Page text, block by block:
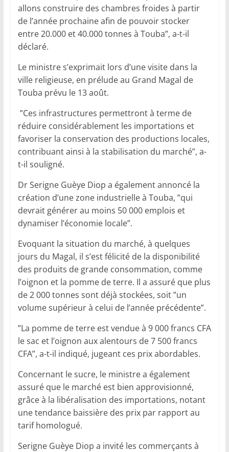
allons construire des chambres froides à partir
de l’année prochaine afin de pouvoir stocker
entre 20.000 et 40.000 tonnes à Touba”, a-t-il
déclaré.
‎Le ministre s’exprimait lors d’une visite dans la
ville religieuse, en prélude au Grand Magal de
Touba prévu le 13 août.
”Ces infrastructures permettront à terme de
réduire considérablement les importations et
favoriser la conservation des productions locales,
contribuant ainsi à la stabilisation du marché”, a-
t-il souligné.
‎Dr Serigne Guèye Diop a également annoncé la
création d’une zone industrielle à Touba, ”qui
devrait générer au moins 50 000 emplois et
dynamiser l’économie locale”.
‎Evoquant la situation du marché, à quelques
jours du Magal, il s’est félicité de la disponibilité
des produits de grande consommation, comme
l’oignon et la pomme de terre. Il a assuré que plus
de 2 000 tonnes sont déjà stockées, soit ”un
volume supérieur à celui de l’année précédente”.‎
”La pomme de terre est vendue à 9 000 francs CFA
le sac et l’oignon aux alentours de 7 500 francs
CFA”, a-t-il indiqué, jugeant ces prix abordables.
‎Concernant le sucre, le ministre a également
assuré que le marché est bien approvisionné,
grâce à la libéralisation des importations, notant
une tendance baissière des prix par rapport au
tarif homologué.
‎Serigne Guèye Diop a invité les commerçants à